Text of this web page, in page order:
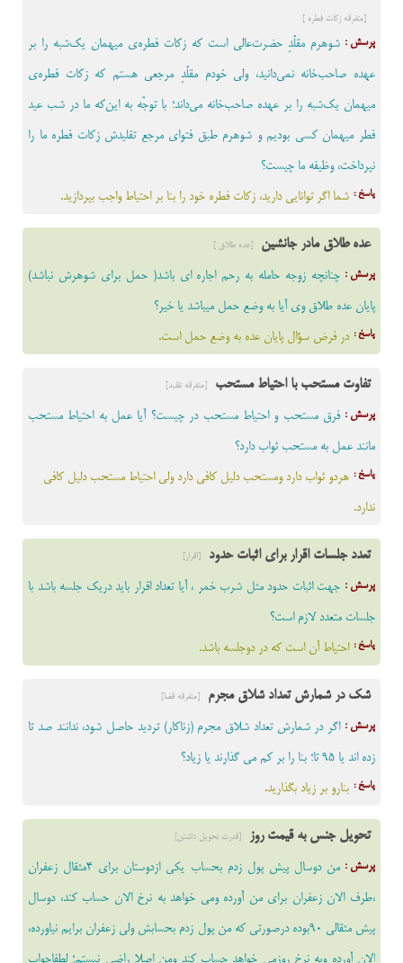
[متفرقه زکات فطره ]
پرسش : شوهرم مقلّدِ حضرت‌عالی است که زکات فطره‌ی میهمان ‌یک‌شبه را بر
عهده صاحب‌خانه نمى‌دانید، ولى خودم مقلّدِ مرجعى هستم که زکات فطره‌ی
میهمان ‌یک‌شبه را بر عهده صاحب‌خانه مى‌داند؛ با توجّه به این‌که ما در شب عید
فطر میهمان کسى بودیم و شوهرم طبق فتواى مرجع تقلیدش زکات فطره ما را
نپرداخت، وظیفه ما چیست؟
پاسخ : شما اگر توانایى دارید، زکات فطره خود را بنا بر احتیاط واجب بپردازید.
عده طلاق مادر جانشین [عده طلاق ]
پرسش : چنانچه زوجه حامله به رحم اجاره ای باشد( حمل برای شوهرش نباشد)
پایان عده طلاق وی آیا به وضع حمل میباشد یا خیر؟
پاسخ : در فرض سؤال پایان عده به وضع حمل است.
تفاوت مستحب با احتیاط مستحب [متفرقه تقلید]
پرسش : فرق مستحب و احتیاط مستحب در چیست؟ آیا عمل به احتیاط مستحب
مانند عمل به مستحب ثواب دارد؟
پاسخ : هردو ثواب دارد ومستحب دلیل کافی دارد ولی احتیاط مستحب دلیل کافی
ندارد.
تعدد جلسات اقرار برای اثبات حدود [اقرار]
پرسش : جهت اثبات حدود مثل شرب خمر ، آیا تعداد اقرار باید دریک جلسه باشد با
جلسات متعدد لازم است؟
پاسخ : احتیاط آن است که در دوجلسه باشد.
شک در شمارش تعداد شلاق مجرم [متفرقه قضا]
پرسش : اگر در شمارش تعداد شلاق مجرم (زناکار) تردید حاصل شود، ندانند صد تا
زده اند یا 95 تا؛ بنا را بر کم می گذارند یا زیاد؟
پاسخ : بنارو بر زیاد بگذارید.
تحویل جنس به قیمت روز [قدرت تحویل داشتن]
پرسش :
من دوسال پیش پول زدم بحساب یکی ازدوستان برای 4مثقال زعفران
،طرف الان زعفران برای من آورده ومی خواهد به نرخ الان حساب کند، دوسال
پیش مثقالی 90بوده درصورتی که من پول زدم بحسابش ولی زعفران برایم نیاورده،
الان آورده وبه نرخ روزمی خواهد حساب کند ومن اصلا راضی نیستم؛ لطفاجواب